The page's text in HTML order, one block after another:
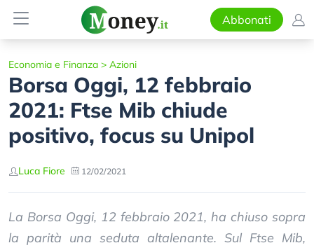
Abbonati
Economia e Finanza > Azioni
Borsa Oggi, 12 febbraio
2021: Ftse Mib chiude
positivo, focus su Unipol
Luca Fiore 12/02/2021
La Borsa Oggi, 12 febbraio 2021, ha chiuso sopra
la parità una seduta altalenante. Sul Ftse Mib,